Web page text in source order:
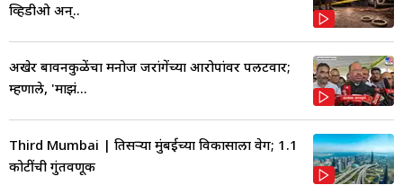
व्हिडीओ अन्..
अखेर बावनकुळेंचा मनोज जरांगेंच्या आरोपांवर पलटवार;
म्हणाले, 'माझं...
Third Mumbai | तिसऱ्या मुंबईच्या विकासाला वेग; 1.1
कोटींची गुंतवणूक